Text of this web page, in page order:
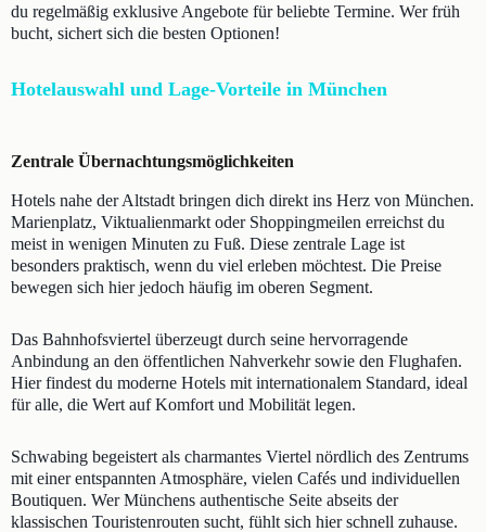
du regelmäßig exklusive Angebote für beliebte Termine. Wer früh
bucht, sichert sich die besten Optionen!
Hotelauswahl und Lage-Vorteile in München
Zentrale Übernachtungsmöglichkeiten
Hotels nahe der Altstadt bringen dich direkt ins Herz von München.
Marienplatz, Viktualienmarkt oder Shoppingmeilen erreichst du
meist in wenigen Minuten zu Fuß. Diese zentrale Lage ist
besonders praktisch, wenn du viel erleben möchtest. Die Preise
bewegen sich hier jedoch häufig im oberen Segment.
Das Bahnhofsviertel überzeugt durch seine hervorragende
Anbindung an den öffentlichen Nahverkehr sowie den Flughafen.
Hier findest du moderne Hotels mit internationalem Standard, ideal
für alle, die Wert auf Komfort und Mobilität legen.
Schwabing begeistert als charmantes Viertel nördlich des Zentrums
mit einer entspannten Atmosphäre, vielen Cafés und individuellen
Boutiquen. Wer Münchens authentische Seite abseits der
klassischen Touristenrouten sucht, fühlt sich hier schnell zuhause.